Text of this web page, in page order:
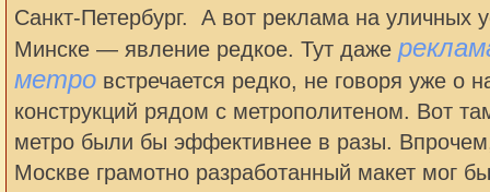
Санкт-Петербург. А вот реклама на уличных
Минске — явление редкое. Тут даже
метро встречается редко, не говоря уже о
конструкций рядом с метрополитеном. Вот
метро были бы эффективнее в разы.
Москве грамотно разработанный макет мог